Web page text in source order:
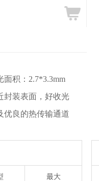
积：2.7*3.3mm
封装表面，好收光
优良的热传输通道
最大